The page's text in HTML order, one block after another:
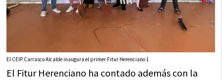
El CEIP Carrasco Alcalde inaugura el primer Fitur Herenciano 1
El Fitur Herenciano ha contado además con la